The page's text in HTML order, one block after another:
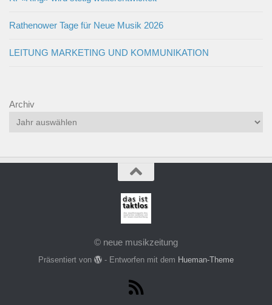
Rathenower Tage für Neue Musik 2026
LEITUNG MARKETING UND KOMMUNIKATION
Archiv
© neue musikzeitung
Präsentiert von - Entworfen mit dem Hueman-Theme